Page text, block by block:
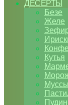
ДЕСЕРТЫ
Безе
Желе
Кутья
Муссы